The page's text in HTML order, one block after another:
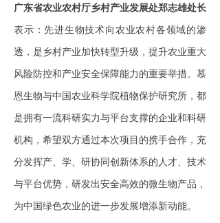
广东省农业农村厅乡村产业发展处郑志雄处长
表示：先进生物技术向农业农村各领域的渗
透，是乡村产业加快转型升级，提升农业重大
风险防控和产业安全保障能力的重要举措。慕
恩生物与中国农业科学院植物保护研究所，都
是拥有一流科研实力与平台支撑的企业和科研
机构，希望双方通过本次项目的携手合作，充
分发挥产、学、研协同创新体系的人才、技术
与平台优势，研发出安全高效的微生物产品，
为中国绿色农业的进一步发展增添新动能。